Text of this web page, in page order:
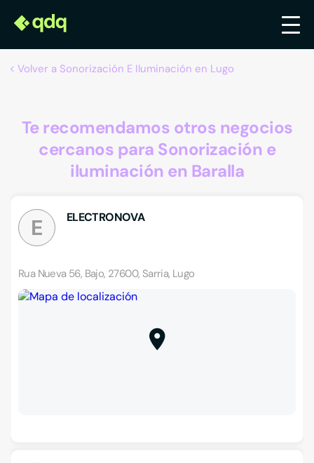
Volver a Sonorización E Iluminación en Lugo
Te recomendamos otros negocios
cercanos para Sonorización e
iluminación en Baralla
E ELECTRONOVA
Rua Nueva 56, Bajo, 27600, Sarria, Lugo